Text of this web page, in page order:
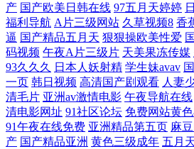
久 国产在线播放ww福利 91在线免费观看网
码资源诱惑 海角丝袜原创 91网站永久 91传
黑人性爱网站 91一桃色 伊人大香久久网 殴美
91传媒蜜桃传媒 日韩精品中文字幕在线 国产
产 国产欧美日韩在线 97五月天婷婷
福利导航 A片三级网站 久草视频8 香
逼 国产精品五月天 狠狠操欧美性爱
码视频 午夜A片三级片 天美果冻传媒
93久久久
日本人妖射精 学生妹avav
一页 韩日视频 高清国产剧观看 人妻
清毛片 亚洲av激情电影 午夜导航在线
清电影网址 91社区论坛 免费网站黄
91午夜在线免费 亚洲精品第五页 麻
产 国产精品亚洲 黄色三级成年 五月